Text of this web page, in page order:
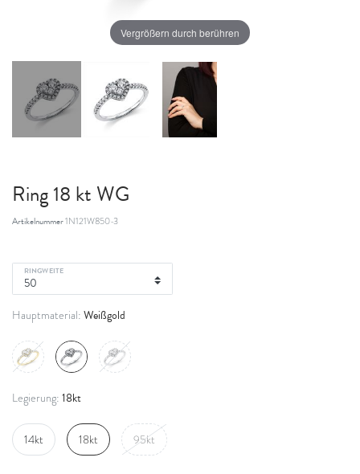
Vergrößern durch berühren
Ring 18 kt WG
Artikelnummer1N121W850-3
RINGWEITE
Hauptmaterial: Weißgold
Legierung: 18kt
14kt 18kt 95kt